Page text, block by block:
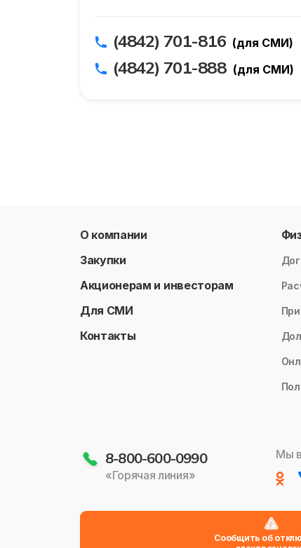
(4842) 701-816 (для СМИ)
(4842) 701-888 (для СМИ)
О компании
Закупки
Акционерам и инвесторам
Для СМИ
Контакты
8-800-600-0990
«Горячая линия»
Мы
Сообщить об